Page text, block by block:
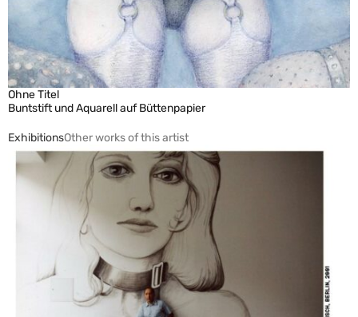
Ohne Titel
Buntstift und Aquarell auf Büttenpapier
ExhibitionsOther works of this artist